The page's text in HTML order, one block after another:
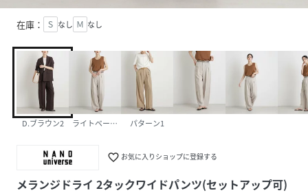
在庫： Ｓ なし Ｍ なし
D.ブラウン2 ライトベージュ1 パターン1
favorite_border お気に入りショップに登録する
メランジドライ 2タックワイドパンツ(セットアップ可)